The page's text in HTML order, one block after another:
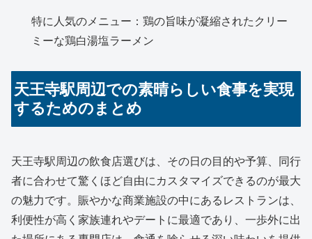
特に人気のメニュー：鶏の旨味が凝縮されたクリー
ミーな鶏白湯塩ラーメン
天王寺駅周辺での素晴らしい食事を実現
するためのまとめ
天王寺駅周辺の飲食店選びは、その日の目的や予算、同行
者に合わせて驚くほど自由にカスタマイズできるのが最大
の魅力です。賑やかな商業施設の中にあるレストランは、
利便性が高く家族連れやデートに最適であり、一歩外に出